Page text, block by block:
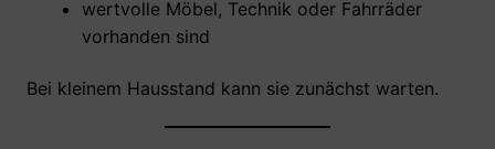
wertvolle Möbel, Technik oder Fahrräder
vorhanden sind
Bei kleinem Hausstand kann sie zunächst warten.